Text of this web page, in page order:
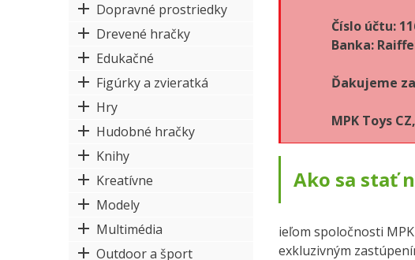
Dopravné prostriedky
Drevené hračky
Edukačné
Figúrky a zvieratká
Hry
Hudobné hračky
Knihy
Kreatívne
Modely
Multimédia
Outdoor a šport
Číslo účtu:
Banka:
Ďakujeme
MPK Toys
Ako sa stať
ieľom spoločnosti
exkluzivným